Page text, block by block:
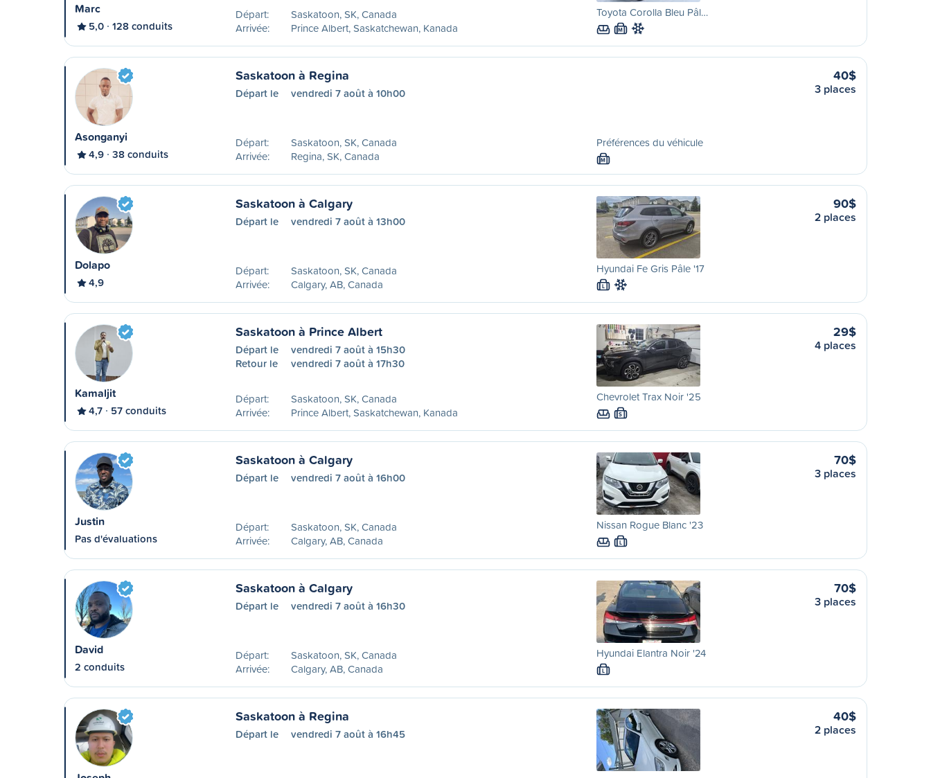
Marc
5,0 128 conduits
Départ:
Saskatoon, SK, Canada
Arrivée:
Prince Albert, Saskatchewan, Kanada
Toyota Corolla Bleu Pâl…
M
Asonganyi
4,9 38 conduits
Saskatoon à Regina
Départ le vendredi 7 août à 10h00
Départ:
Saskatoon, SK, Canada
Arrivée:
Regina, SK, Canada
Préférences du véhicule
M
40$
3 places
Dolapo
4,9
Saskatoon à Calgary
Départ le vendredi 7 août à 13h00
Départ:
Saskatoon, SK, Canada
Arrivée:
Calgary, AB, Canada
Hyundai Fe Gris Pâle '17
L
90$
2 places
Kamaljit
4,7 57 conduits
Saskatoon à Prince Albert
Départ le
vendredi 7 août à 15h30
Retour le
vendredi 7 août à 17h30
Départ:
Saskatoon, SK, Canada
Arrivée:
Prince Albert, Saskatchewan, Kanada
Chevrolet Trax Noir '25
S
29$
4 places
Justin
Pas d'évaluations
Saskatoon à Calgary
Départ le vendredi 7 août à 16h00
Départ:
Saskatoon, SK, Canada
Arrivée:
Calgary, AB, Canada
Nissan Rogue Blanc '23
L
70$
3 places
David
2 conduits
Saskatoon à Calgary
Départ le vendredi 7 août à 16h30
Départ:
Saskatoon, SK, Canada
Arrivée:
Calgary, AB, Canada
Hyundai Elantra Noir '24
L
70$
3 places
Saskatoon à Regina
Départ le vendredi 7 août à 16h45
40$
2 places